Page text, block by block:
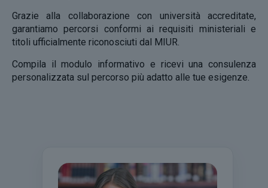
Grazie alla collaborazione con università accreditate,
garantiamo percorsi conformi ai requisiti ministeriali e
titoli ufficialmente riconosciuti dal MIUR.
Compila il modulo informativo e ricevi una consulenza
personalizzata sul percorso più adatto alle tue esigenze.